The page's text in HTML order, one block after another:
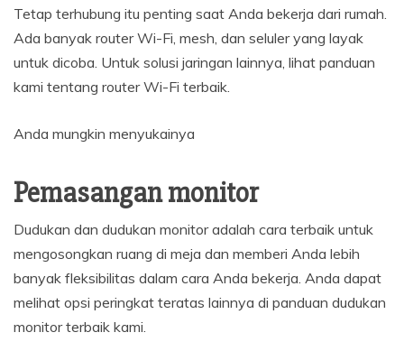
Tetap terhubung itu penting saat Anda bekerja dari rumah.
Ada banyak router Wi-Fi, mesh, dan seluler yang layak
untuk dicoba. Untuk solusi jaringan lainnya, lihat panduan
kami tentang router Wi-Fi terbaik.
Anda mungkin menyukainya
Pemasangan monitor
Dudukan dan dudukan monitor adalah cara terbaik untuk
mengosongkan ruang di meja dan memberi Anda lebih
banyak fleksibilitas dalam cara Anda bekerja. Anda dapat
melihat opsi peringkat teratas lainnya di panduan dudukan
monitor terbaik kami.